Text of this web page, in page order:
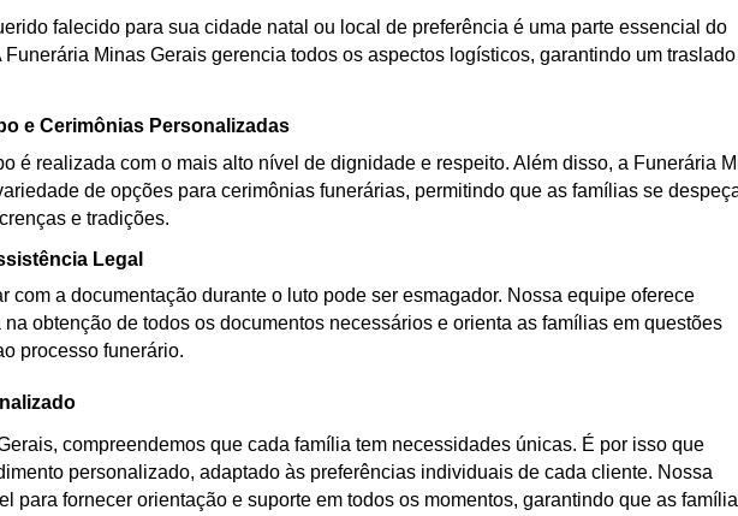
falecido para sua cidade natal ou local de preferência é uma parte essencial do
Funerária Minas Gerais gerencia todos os aspectos logísticos, garantindo um traslado
e Cerimônias Personalizadas
é realizada com o mais alto nível de dignidade e respeito. Além disso, a Funerária
de opções para cerimônias funerárias, permitindo que as famílias se
e tradições.
Legal
com a documentação durante o luto pode ser esmagador. Nossa equipe oferece
obtenção de todos os documentos necessários e orienta as famílias em questões
processo funerário.
compreendemos que cada família tem necessidades únicas. É por isso que
personalizado, adaptado às preferências individuais de cada cliente. Nossa
para fornecer orientação e suporte em todos os momentos, garantindo que as